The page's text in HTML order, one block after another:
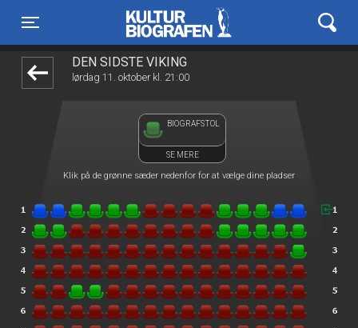
Toggle navigation
Kulturbiografen
DEN SIDSTE VIKING
lørdag 11. oktober kl. 21:00
BIOGRAFSTOL
SE MERE
Klik på de grønne sæder nedenfor for at vælge dine pladser
1step-front02 042347